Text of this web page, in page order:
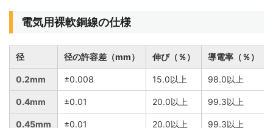
電気用裸軟銅線の仕様
径 径の許容差（mm） 伸び（％） 導電率（％）
0.2mm ±0.008 15.0以上 98.0以上
0.4mm ±0.01 20.0以上 99.3以上
0.45mm ±0.01 20.0以上 99.3以上